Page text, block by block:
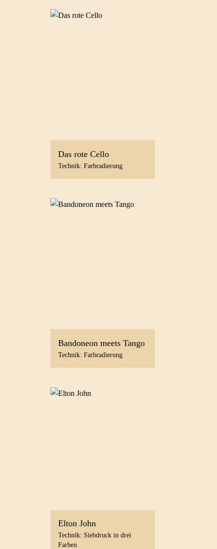
Das rote Cello
Technik: Farbradierung
Bandoneon meets Tango
Technik: Farbradierung
Elton John
Technik: Siebdruck in drei
Farben